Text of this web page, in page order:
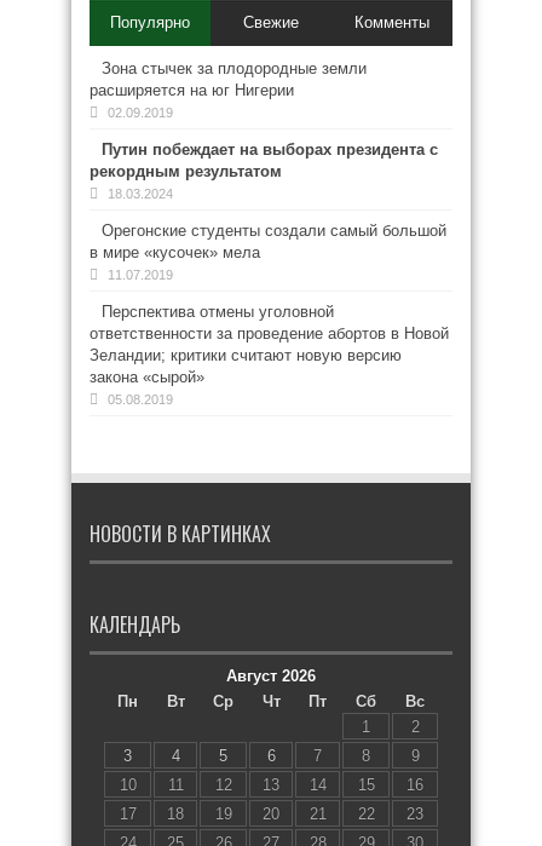
Популярно Свежие Комменты
Зона стычек за плодородные земли
расширяется на юг Нигерии
02.09.2019
Путин побеждает на выборах президента с
рекордным результатом
18.03.2024
Орегонские студенты создали самый большой
в мире «кусочек» мела
11.07.2019
Перспектива отмены уголовной
ответственности за проведение абортов в Новой
Зеландии; критики считают новую версию
закона «сырой»
05.08.2019
НОВОСТИ В КАРТИНКАХ
КАЛЕНДАРЬ
Август 2026
Пн
Вт Ср Чт Пт Сб
Вс
1
2
3
4 5 6 7 8
9
10
11 12 13 14 15
16
17
18 19 20 21 22
23